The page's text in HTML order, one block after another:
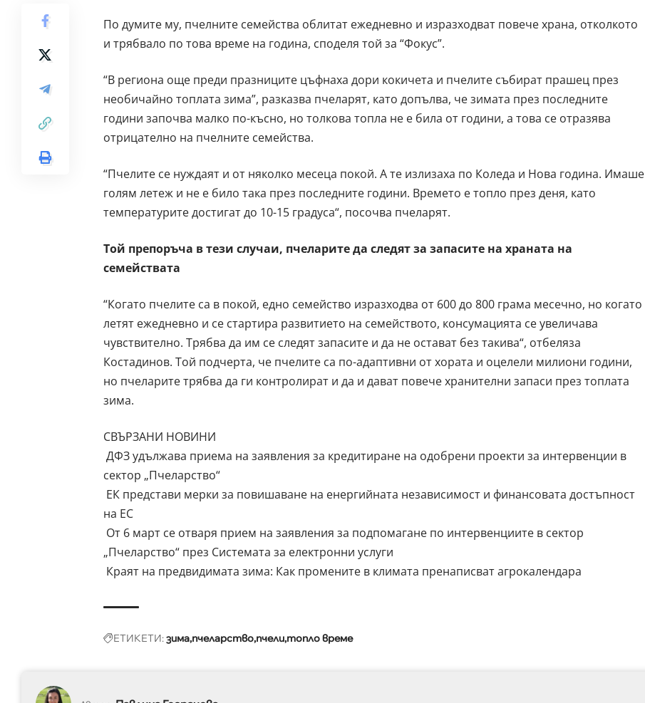
По думите му, пчелните семейства облитат ежедневно и изразходват повече храна, отколкото
и трябвало по това време на година, споделя той за “Фокус”.
“В региона още преди празниците цъфнаха дори кокичета и пчелите събират прашец през
необичайно топлата зима”, разказва пчеларят, като допълва, че зимата през последните
години започва малко по-късно, но толкова топла не е била от години, а това се отразява
отрицателно на пчелните семейства.
“Пчелите се нуждаят и от няколко месеца покой. А те излизаха по Коледа и Нова година. Имаше
голям летеж и не е било така през последните години. Времето е топло през деня, като
температурите достигат до 10-15 градуса“, посочва пчеларят.
Той препоръча в тези случаи, пчеларите да следят за запасите на храната на
семействата
“Когато пчелите са в покой, едно семейство изразходва от 600 до 800 грама месечно, но когато
летят ежедневно и се стартира развитието на семейството, консумацията се увеличава
чувствително. Трябва да им се следят запасите и да не остават без такива“, отбеляза
Костадинов. Той подчерта, че пчелите са по-адаптивни от хората и оцелели милиони години,
но пчеларите трябва да ги контролират и да и дават повече хранителни запаси през топлата
зима.
СВЪРЗАНИ НОВИНИ
ДФЗ удължава приема на заявления за кредитиране на одобрени проекти за интервенции в
сектор „Пчеларство“
ЕК представи мерки за повишаване на енергийната независимост и финансовата достъпност
на ЕС
От 6 март се отваря прием на заявления за подпомагане по интервенциите в сектор
„Пчеларство“ през Системата за електронни услуги
Краят на предвидимата зима: Как промените в климата пренаписват агрокалендара
ЕТИКЕТИ:зимапчеларствопчелитопло време